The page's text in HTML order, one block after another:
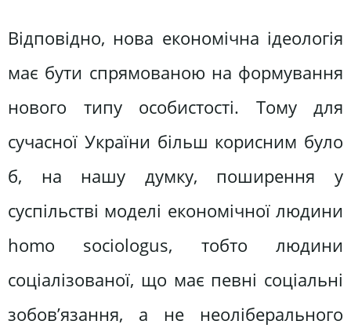
Відповідно, нова економічна ідеологія
має бути спрямованою на формування
нового типу особистості. Тому для
сучасної України більш корисним було
б, на нашу думку, поширення у
суспільстві моделі економічної людини
homo sociologus, тобто людини
соціалізованої, що має певні соціальні
зобов’язання, а не неоліберального